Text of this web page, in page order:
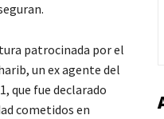
patrocinada por el
un ex agente del
que fue declarado
cometidos en